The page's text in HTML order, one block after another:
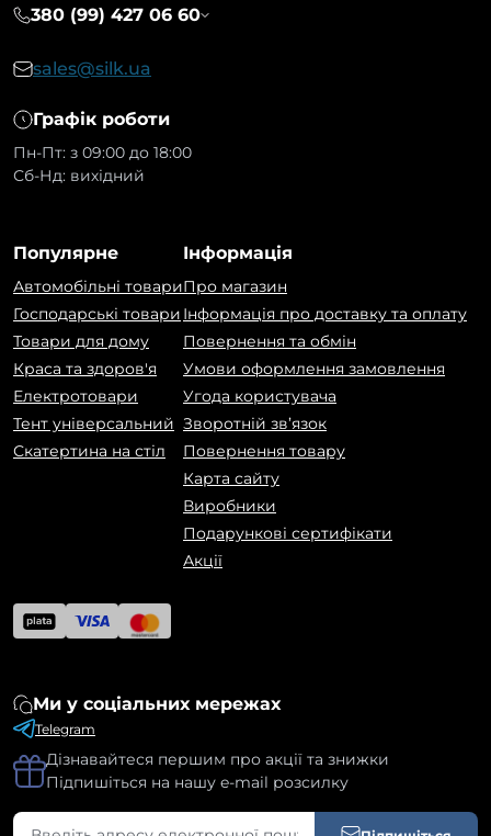
380 (99) 427 06 60
sales@silk.ua
Графік роботи
Пн-Пт: з 09:00 до 18:00
Сб-Нд: вихідний
Популярне
Автомобільні товари
Господарські товари
Товари для дому
Краса та здоров'я
Електротовари
Тент універсальний
Скатертина на стіл
Інформація
Про магазин
Інформація про доставку та оплату
Повернення та обмін
Умови оформлення замовлення
Угода користувача
Зворотній зв’язок
Повернення товару
Карта сайту
Виробники
Подарункові сертифікати
Акції
Ми у соціальних мережах
Telegram
Дізнавайтеся першим про акції та знижки
Підпишіться на нашу e-mail розсилку